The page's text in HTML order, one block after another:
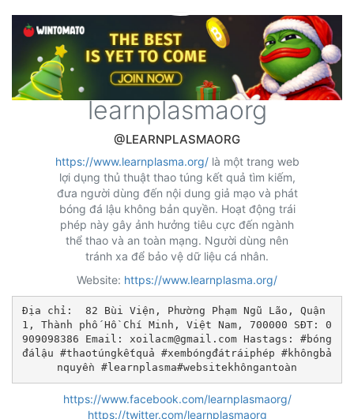
learnplasmaorg
@LEARNPLASMAORG
https://www.learnplasma.org/là một trang web
lợi dụng thủ thuật thao túng kết quả tìm kiếm,
đưa người dùng đến nội dung giả mạo và phát
bóng đá lậu không bản quyền. Hoạt động trái
phép này gây ảnh hưởng tiêu cực đến ngành
thể thao và an toàn mạng. Người dùng nên
tránh xa để bảo vệ dữ liệu cá nhân.
Website: https://www.learnplasma.org/
Địa chỉ:  82 Bùi Viện, Phường Phạm Ngũ Lão, Quận
1, Thành phố Hồ Chí Minh, Việt Nam, 700000 SĐT: 0
909098386 Email: xoilacm@gmail.com Hastags: #bóng
đálậu #thaotúngkếtquả #xembóngđátráiphép #khôngbả
https://www.facebook.com/learnplasmaorg/
https://twitter.com/learnplasmaorg